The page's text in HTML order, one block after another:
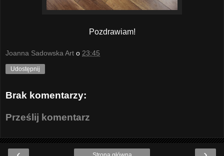
Pozdrawiam!
Joanna Sadowska Art o 23:45
Udostępnij
Brak komentarzy:
Prześlij komentarz